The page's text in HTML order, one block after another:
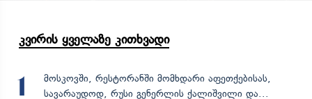
კვირის ყველაზე კითხვადი
1
მოსკოვში, რესტორანში მომხდარი აფეთქებისას,
სავარაუდოდ, რუსი გენერლის ქალიშვილი და...